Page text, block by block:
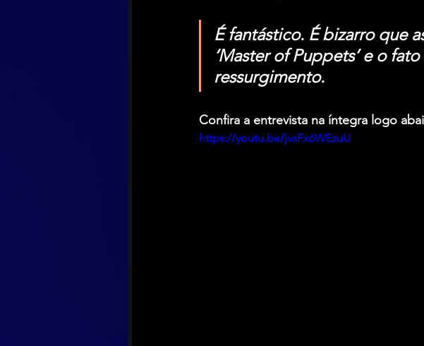
É fantástico. É bizarro que
‘Master of Puppets’ e o
ressurgimento.
Confira a entrevista na íntegra logo
https://youtu.be/jvsFx6WEzuU